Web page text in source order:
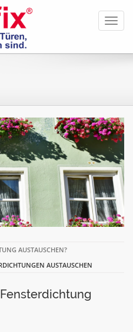
AUSTAUSCHEN?
AUSTAUSCHEN